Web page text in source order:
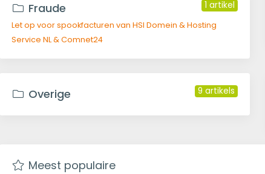
Fraude 1 artikel
Let op voor spookfacturen van HSI Domein & Hosting
Service NL & Comnet24
Overige 9 artikels
Meest populaire